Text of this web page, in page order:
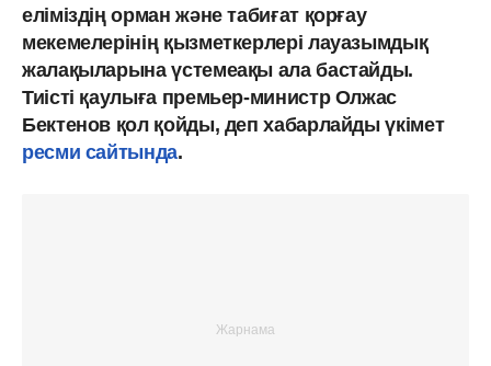
еліміздің орман және табиғат қорғау
мекемелерінің қызметкерлері лауазымдық
жалақыларына үстемеақы ала бастайды.
Тиісті қаулыға премьер-министр Олжас
Бектенов қол қойды, деп хабарлайды үкімет
ресми сайтында.